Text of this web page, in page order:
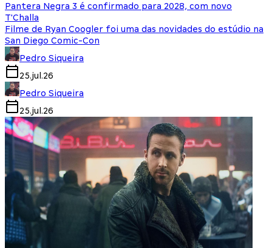
Pantera Negra 3 é confirmado para 2028, com novo
T'Challa
Filme de Ryan Coogler foi uma das novidades do estúdio na
San Diego Comic-Con
Pedro Siqueira
25.jul.26
Pedro Siqueira
25.jul.26